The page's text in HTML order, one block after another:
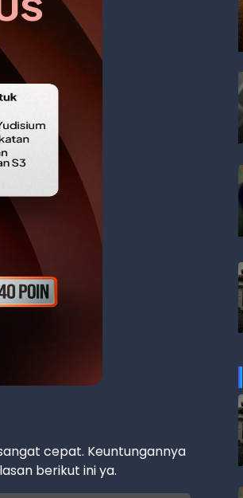
cepat. Keuntungannya
berikut ini ya.